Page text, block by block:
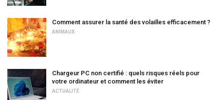
Comment assurer la santé des volailles efficacement ?
ANIMAUX
Chargeur PC non certifié : quels risques réels pour
votre ordinateur et comment les éviter
ACTUALITÉ